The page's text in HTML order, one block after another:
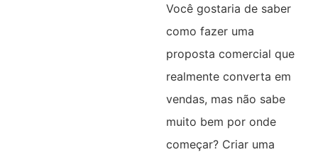
Você gostaria de saber
como fazer uma
proposta comercial que
realmente converta em
vendas, mas não sabe
muito bem por onde
começar? Criar uma